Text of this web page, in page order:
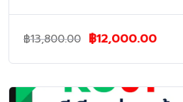
฿13,800.00 Original
price
฿13,800.00.
฿12,000.00price
฿